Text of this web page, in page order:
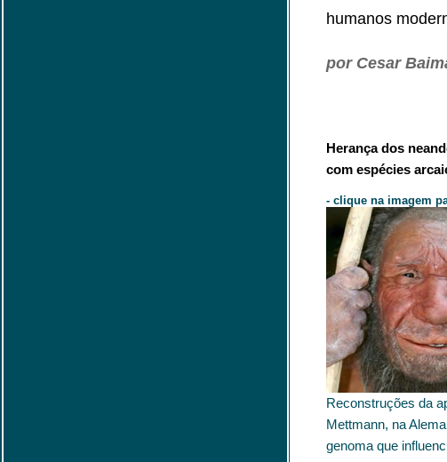
humanos
por Cesar
Herança dos
com espécies
- clique na imagem
Reconstruções da
Mettmann, na
genoma que